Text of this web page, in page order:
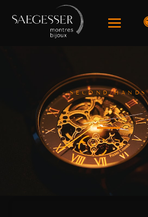
SECOND HANDS